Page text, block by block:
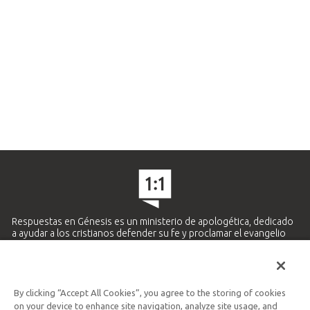
Respuestas en Génesis es un ministerio de apologética, dedicado
a ayudar a los cristianos defender su fe y proclamar el evangelio
Ministerio Hispano y Latinoamericano
By clicking “Accept All Cookies”, you agree to the storing of cookies
on your device to enhance site navigation, analyze site usage, and